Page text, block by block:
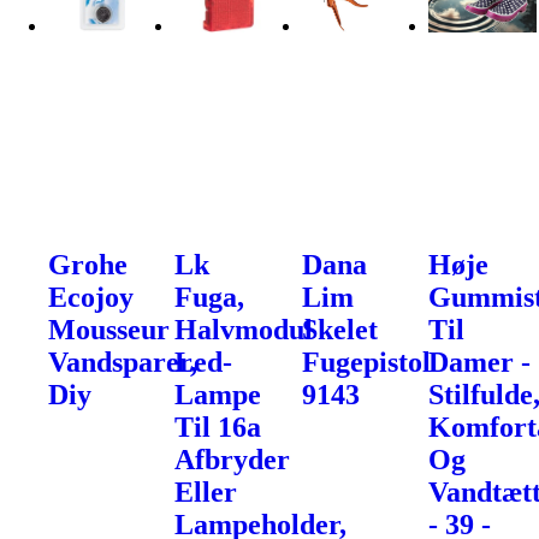
Grohe
Ecojoy
Mousseur
Vandsparer,
Diy
Lk
Fuga,
Halvmodul
Led-
Lampe
Til 16a
Afbryder
Eller
Lampeholder,
Dana
Lim
Skelet
Fugepistol
9143
Høje
Til
Damer -
Og
- 39 -